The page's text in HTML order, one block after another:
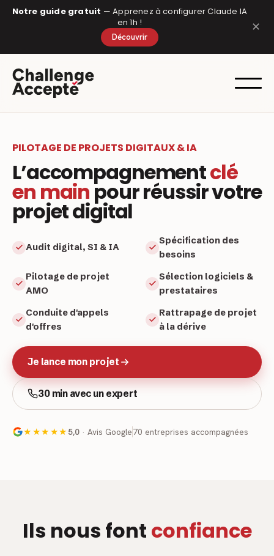
Notre guide gratuit — Apprenez à configurer Claude IA
en 1h !
Découvrir
✕
PILOTAGE DE PROJETS DIGITAUX & IA
L’accompagnementclé
en mainpour réussir votre
projet digital
Audit digital, SI & IA
Spécification des
besoins
Pilotage de projet
AMO
Sélection logiciels &
prestataires
Conduite d'appels
d'offres
Rattrapage de projet
à la dérive
Je lance mon projet
30 min avec un expert
★★★★★ 5,0· Avis Google70 entreprises accompagnées
Ils nous font confiance
Panneau de gestion des cookies